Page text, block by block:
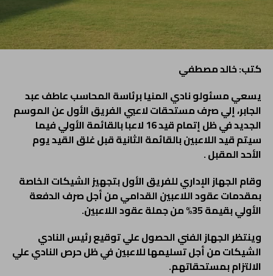
كتب: خالد مصطفي
يسعي مسئولو نادي المنيا برئاسة المحاسب عاطف عبد
الجابر، إلي صرف مستحقات لاعبي الفريق الأول عن الموسم
الجديد في ظل إتمام قيد 16 لاعبا بالقائمة الأولي فيما
سيتم قيد اللاعبين بالقائمة الثانية قبل غلق القيد يوم
الأحد المقبل .
وقام الجهاز الإداري للفريق الأول بتجهيز الشيكات الخاصة
بمقدمات عقود اللاعبين القدامي من أجل صرف الدفعة
الأولي بقيمة 35% من جملة عقود اللاعبين.
وينتظر الجهاز الفني الحصول علي توقيع رئيس النادي
الشيكات من أجل تسليمها للاعبين في ظل حرص النادي علي
الالتزام بمستحقاتهم.